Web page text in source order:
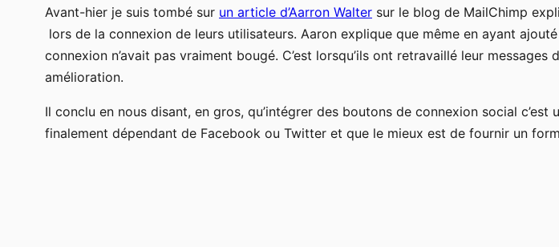
Avant-hier je suis tombé sur un article d’Aarron Walter sur le blog de MailChimp
lors de la connexion de leurs utilisateurs. Aaron explique que même en ayant
connexion n’avait pas vraiment bougé. C’est lorsqu’ils ont retravaillé leur
amélioration.
Il conclu en nous disant, en gros, qu’intégrer des boutons de connexion social
finalement dépendant de Facebook ou Twitter et que le mieux est de fournir un